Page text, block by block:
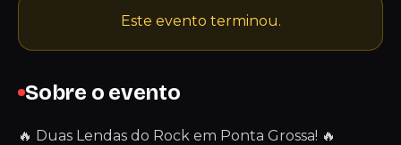
Sobre o evento
🔥 Duas Lendas do Rock em Ponta Grossa! 🔥
Este evento terminou.